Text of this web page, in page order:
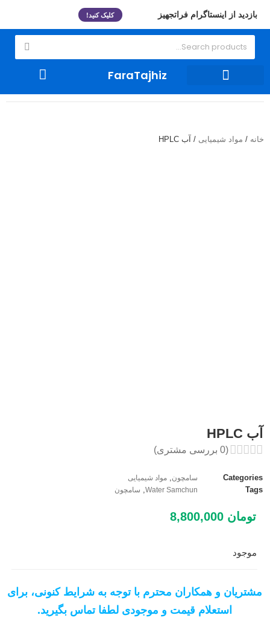
بازدید از اینستاگرام فراتجهیز کلیک کنید!
FaraTajhiz
خانه / مواد شیمیایی / آب HPLC
آب HPLC
(
0 بررسی مشتری)
Categories سامچون مواد شیمیایی
Tags
Water Samchun سامچون
تومان
موجود
مشتریان و همکاران محترم با توجه به شرایط کنونی، برای
استعلام قیمت و موجودی لطفا تماس بگیرید.